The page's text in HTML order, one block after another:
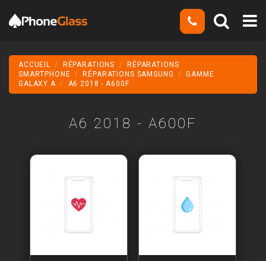
ACCUEIL RÉPARATIONS
RÉPARATIONS
SMARTPHONE
RÉPARATIONS SAMSUNG
GAMME
GALAXY A
A6 2018 - A600F
A6 2018 - A600F